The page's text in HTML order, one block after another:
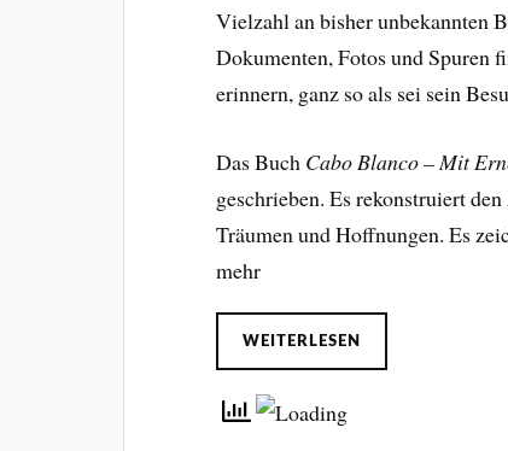
Vielzahl an bisher unbekannten
Dokumenten, Fotos und Spuren
erinnern, ganz so als sei sein
Das Buch Cabo Blanco – Mit
geschrieben. Es rekonstruiert
Träumen und Hoffnungen. Es
mehr
WEITERLESEN